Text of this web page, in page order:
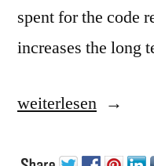
spent for the code
increases the long
„Code
weiterlesen